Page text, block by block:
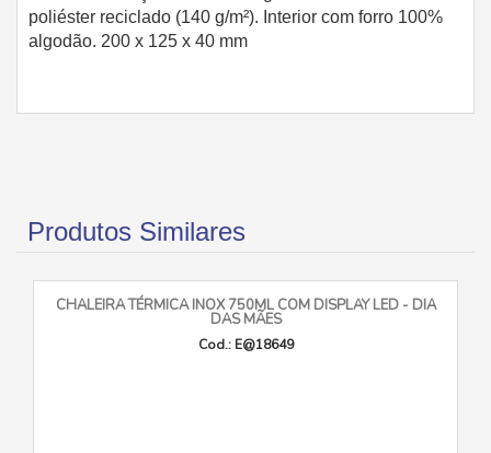
poliéster reciclado (140 g/m²). Interior com forro 100%
algodão. 200 x 125 x 40 mm
Produtos Similares
CHALEIRA TÉRMICA INOX 750ML COM DISPLAY LED - DIA
DAS MÃES
Cod.: E@18649